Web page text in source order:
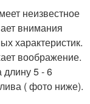
неизвестное
внимания
характеристик.
воображение.
длину 5 - 6
( фото ниже).